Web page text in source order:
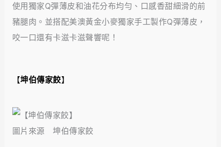
使用獨家Q彈薄皮和油花分布均勻、口感香甜細滑的前
豬腿肉。並搭配美澳黃金小麥獨家手工製作Q彈薄皮，
咬一口還有卡滋卡滋聲響呢！
【坤伯傳家餃】
圖片來源 坤伯傳家餃